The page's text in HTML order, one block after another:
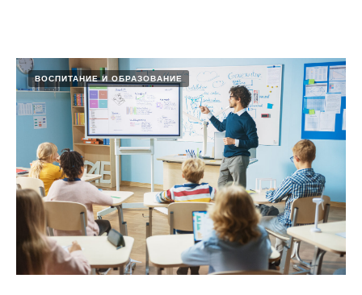
ВОСПИТАНИЕ И ОБРАЗОВАНИЕ